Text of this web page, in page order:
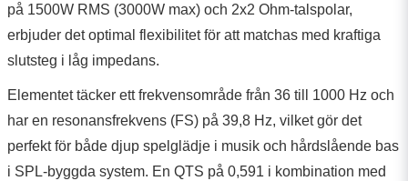
på 1500W RMS (3000W max) och 2x2 Ohm-talspolar,
erbjuder det optimal flexibilitet för att matchas med kraftiga
slutsteg i låg impedans.
Elementet täcker ett frekvensområde från 36 till 1000 Hz och
har en resonansfrekvens (FS) på 39,8 Hz, vilket gör det
perfekt för både djup spelglädje i musik och hårdslående bas
i SPL-byggda system. En QTS på 0,591 i kombination med